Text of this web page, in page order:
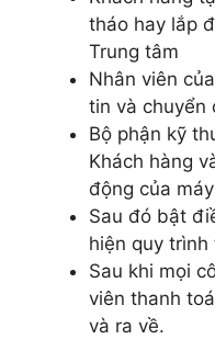
tháo hay lắp
Trung tâm
Nhân viên
tin và chuyển
Bộ phận kỹ
Khách hàng
động của
Sau đó bật
hiện quy
Sau khi mọi
viên thanh
và ra về.